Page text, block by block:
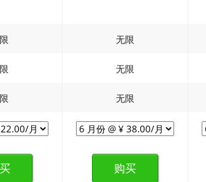
无限
无限
无限
购买